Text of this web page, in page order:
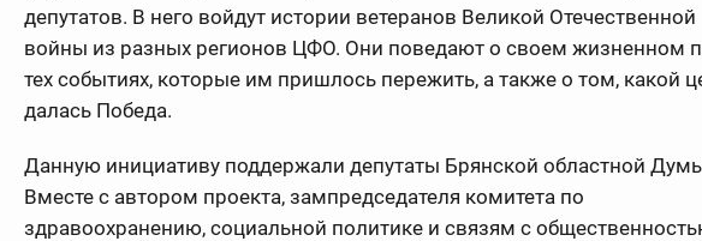
депутатов. В него войдут истории ветеранов Великой Отечественной
войны из разных регионов ЦФО. Они поведают о своем жизненном
тех событиях, которые им пришлось пережить, а также о том, какой
далась Победа.
Данную инициативу поддержали депутаты Брянской областной
Вместе с автором проекта, зампредседателя комитета по
здравоохранению, социальной политике и связям с